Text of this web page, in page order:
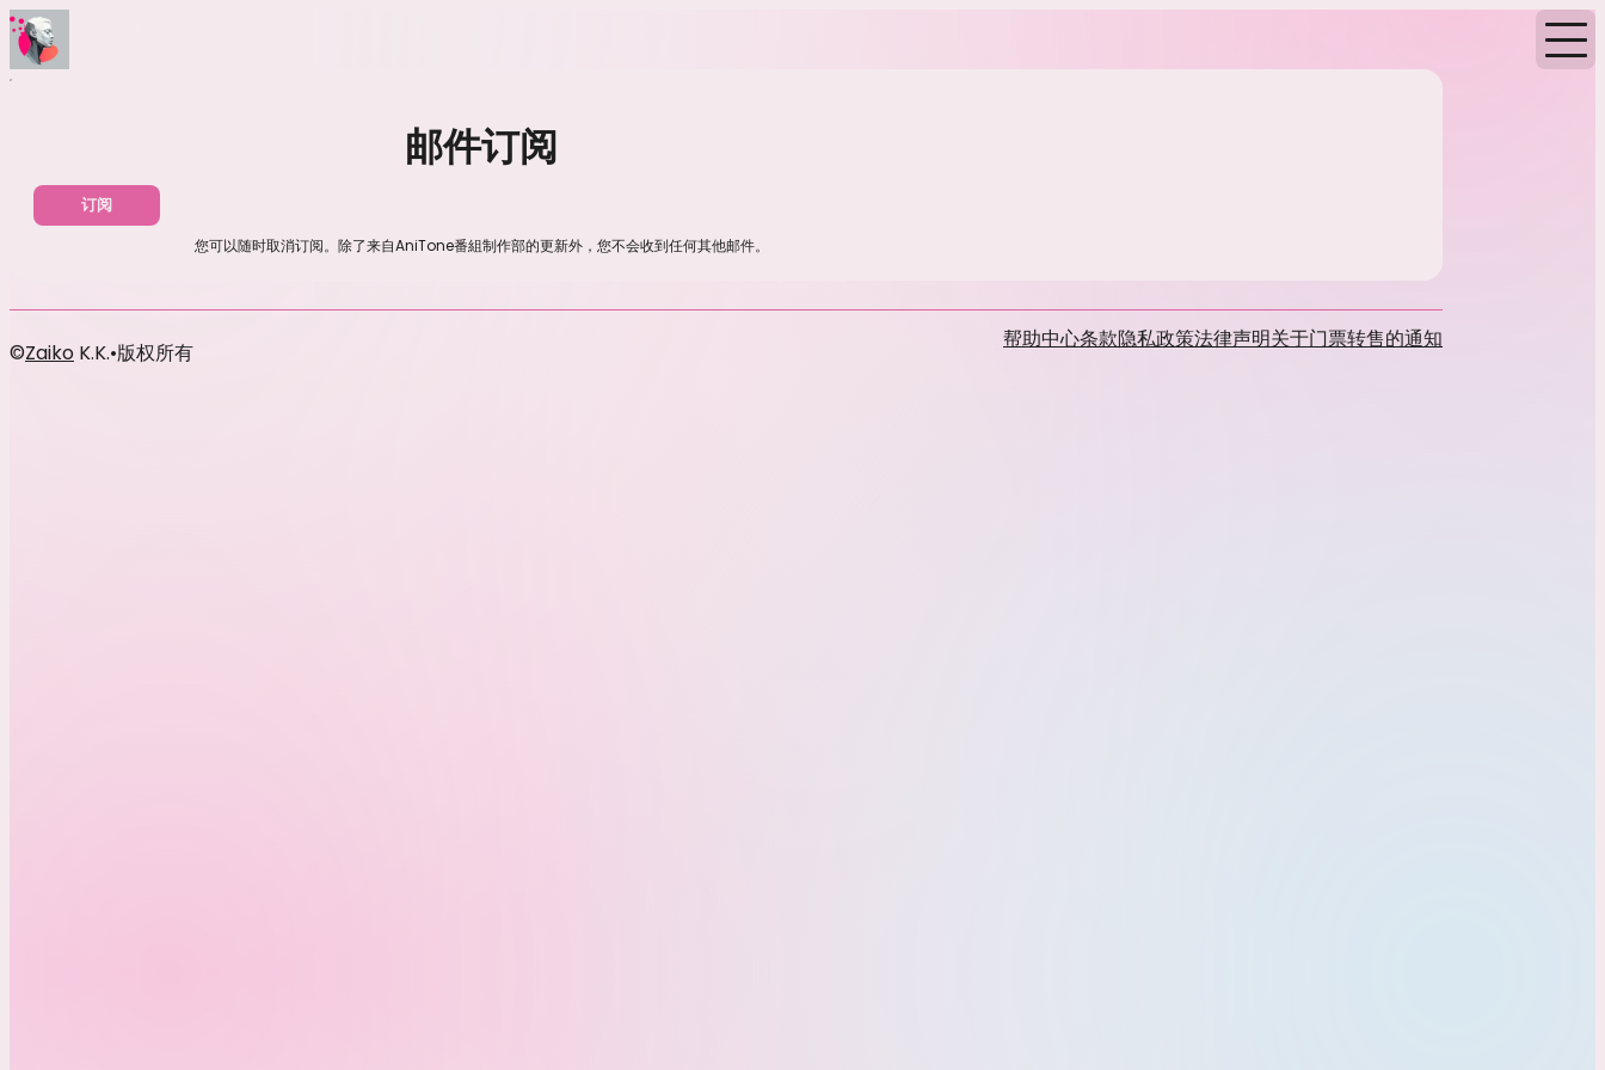
首页
邮件订阅
订阅
您可以随时取消订阅。除了来自AniTone番組制作部的更新外，您不会收到任何其他邮件。
帮助中心条款隐私政策法律声明关于门票转售的通知
©Zaiko K.K.•版权所有